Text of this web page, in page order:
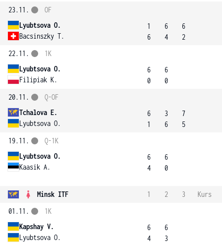
23.11.
Lyubtsova O.
Bacsinszky T.
OF
1
6
6
4
6
2
22.11.
Lyubtsova O.
Filipiak K.
1K
6
0
6
0
20.11.
Tchalova E.
Lyubtsova O.
Q-OF
6
1
3
6
7
5
19.11.
Lyubtsova O.
Kaasik A.
Q-1K
6
4
6
0
Minsk ITF 1 2 3
Kurs
01.11.
Kapshay V.
Lyubtsova O.
1K
6
4
6
3